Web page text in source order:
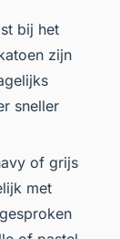
bij het
zijn
sneller
of grijs
met